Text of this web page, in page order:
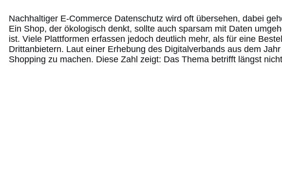
Nachhaltiger E-Commerce Datenschutz wird oft übersehen, dabei
Ein Shop, der ökologisch denkt, sollte auch sparsam mit Daten
ist. Viele Plattformen erfassen jedoch deutlich mehr, als für eine
Drittanbietern. Laut einer Erhebung des Digitalverbands aus dem
Shopping zu machen. Diese Zahl zeigt: Das Thema betrifft längst